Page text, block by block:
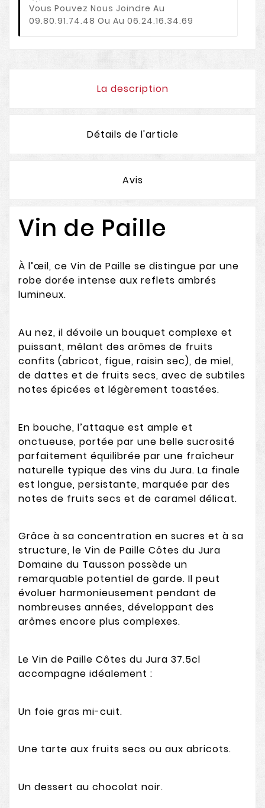
Vous Pouvez Nous Joindre Au
09.80.91.74.48 Ou Au 06.24.16.34.69
La description
Détails de l'article
Avis
Vin de Paille
À l’œil, ce Vin de Paille se distingue par une
robe dorée intense aux reflets ambrés
lumineux.
Au nez, il dévoile un bouquet complexe et
puissant, mêlant des arômes de fruits
confits (abricot, figue, raisin sec), de miel,
de dattes et de fruits secs, avec de subtiles
notes épicées et légèrement toastées.
En bouche, l’attaque est ample et
onctueuse, portée par une belle sucrosité
parfaitement équilibrée par une fraîcheur
naturelle typique des vins du Jura. La finale
est longue, persistante, marquée par des
notes de fruits secs et de caramel délicat.
Grâce à sa concentration en sucres et à sa
structure, le Vin de Paille Côtes du Jura
Domaine du Tausson possède un
remarquable potentiel de garde. Il peut
évoluer harmonieusement pendant de
nombreuses années, développant des
arômes encore plus complexes.
Le Vin de Paille Côtes du Jura 37.5cl
accompagne idéalement :
Un foie gras mi-cuit.
Une tarte aux fruits secs ou aux abricots.
Un dessert au chocolat noir.